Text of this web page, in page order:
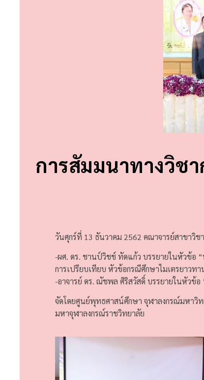
การสัมมนาทางวิช
วันศุกร์ที่ 13 ธันวาคม 2562 คณาจารย์สาขาวิช
-ผศ. ดร. ชานป์วิชช์ ทัดแก้ว บรรยายในหัวข้อ
การเปรียบเทียบ หัวข้อกรณีศึกษาไมเตรยาวท
-อาจารย์ ดร. ณัชพล ศิริสวัสดิ์ บรรยายในหัวข้
จัดโดยศูนย์พุทธศาสน์ศึกษา จุฬาลงกรณ์มหาวิ
มหาจุฬาลงกรณ์ราชวิทยาลัย